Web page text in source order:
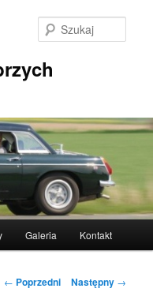
Galeria Kontakt
Nawigacja
← Poprzedni Następny →